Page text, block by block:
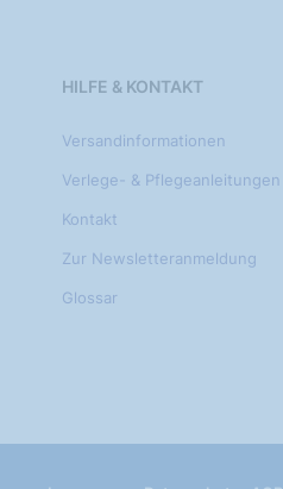
HILFE & KONTAKT
Versandinformationen
Verlege- & Pflegeanleitungen
Kontakt
Zur Newsletteranmeldung
Glossar